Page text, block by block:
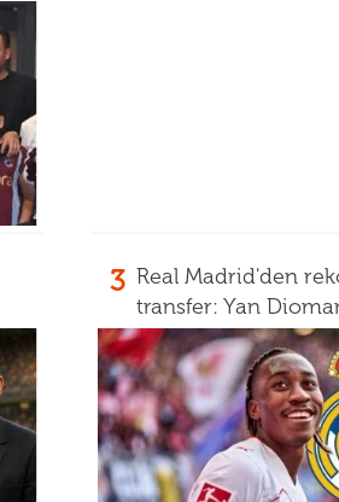
3 Real Madrid'den
transfer: Yan